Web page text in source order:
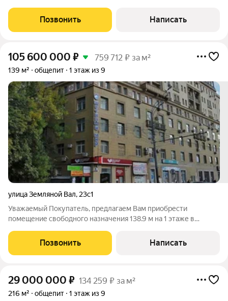
недооцененный лот в Новой Москве с колоссальным
дисконтом! Дом уже сдан - можно сразу заходить на ремонт.
Позвонить Написать
105 600 000 ₽ 759 712 ₽ за м²
139 м² общепит 1 этаж из 9
улица Земляной Вал, 23с1
Уважаемый Покупатель, предлагаем Вам приобрести
помещение свободного назначения 138.9 м на 1 этаже в
Охрана. Видеонаблюдение. Система контроля доступа.
Отдельный вход. ЦАО Москвы. В 3 минутах
Позвонить Написать
29 000 000 ₽ 134 259 ₽ за м²
216 м² общепит 1 этаж из 9